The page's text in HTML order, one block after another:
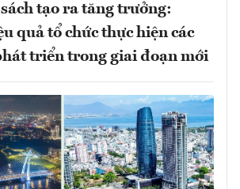
tạo ra tăng trưởng:
quả tổ chức thực hiện các
triển trong giai đoạn mới